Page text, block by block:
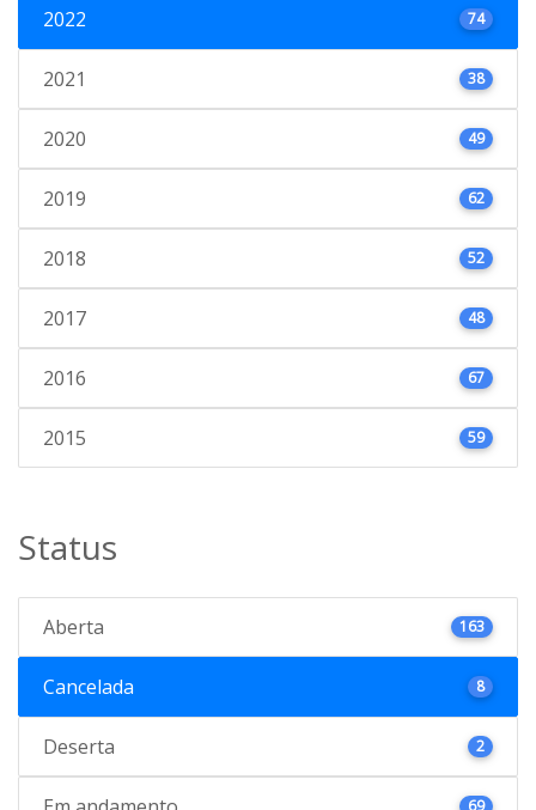
2022 74
2021 38
2020 49
2019 62
2018 52
2017 48
2016 67
2015 59
Status
Aberta 163
Cancelada 8
Deserta 2
69